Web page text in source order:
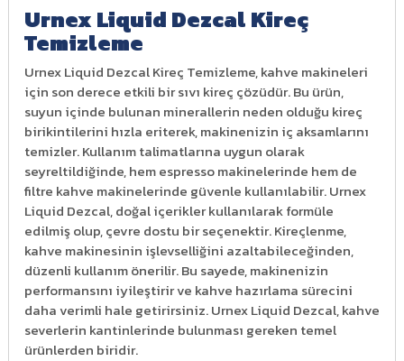
Urnex Liquid Dezcal Kireç
Temizleme
Urnex Liquid Dezcal Kireç Temizleme, kahve makineleri
için son derece etkili bir sıvı kireç çözüdür. Bu ürün,
suyun içinde bulunan minerallerin neden olduğu kireç
birikintilerini hızla eriterek, makinenizin iç aksamlarını
temizler. Kullanım talimatlarına uygun olarak
seyreltildiğinde, hem espresso makinelerinde hem de
filtre kahve makinelerinde güvenle kullanılabilir. Urnex
Liquid Dezcal, doğal içerikler kullanılarak formüle
edilmiş olup, çevre dostu bir seçenektir. Kireçlenme,
kahve makinesinin işlevselliğini azaltabileceğinden,
düzenli kullanım önerilir. Bu sayede, makinenizin
performansını iyileştirir ve kahve hazırlama sürecini
daha verimli hale getirirsiniz. Urnex Liquid Dezcal, kahve
severlerin kantinlerinde bulunması gereken temel
ürünlerden biridir.